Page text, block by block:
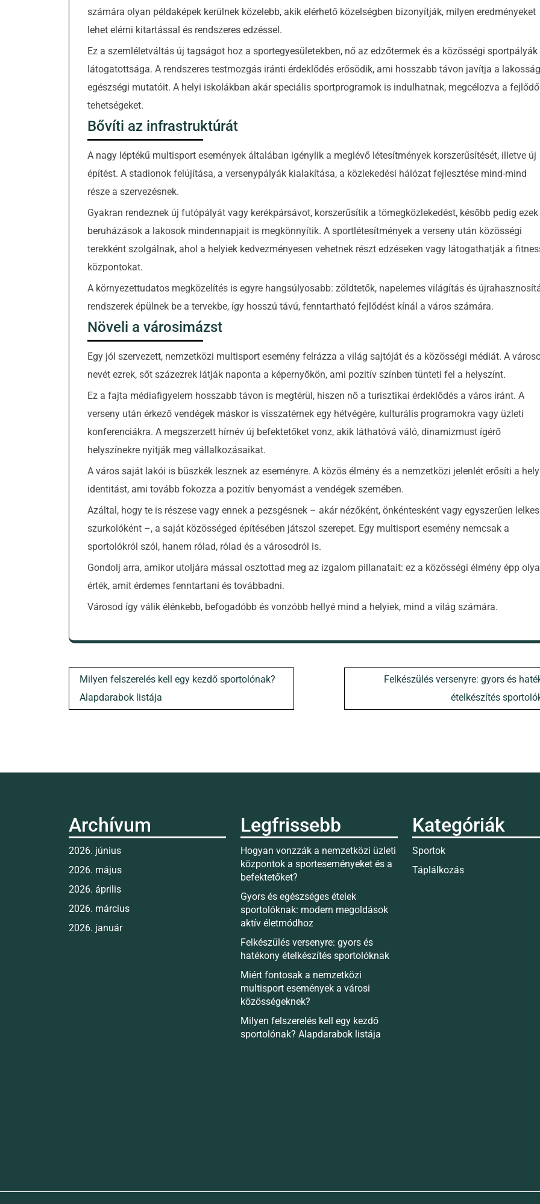
számára olyan példaképek kerülnek közelebb, akik elérhető közelségben bizonyítják, milyen eredményeket
lehet elérni kitartással és rendszeres edzéssel.
Ez a szemléletváltás új tagságot hoz a sportegyesületekben, nő az edzőtermek és a közösségi sportpályák
látogatottsága. A rendszeres testmozgás iránti érdeklődés erősödik, ami hosszabb távon javítja a lakosság
egészségi mutatóit. A helyi iskolákban akár speciális sportprogramok is indulhatnak, megcélozva a fejlődő
tehetségeket.
Bővíti az infrastruktúrát
A nagy léptékű multisport események általában igénylik a meglévő létesítmények korszerűsítését, illetve új
építést. A stadionok felújítása, a versenypályák kialakítása, a közlekedési hálózat fejlesztése mind-mind
része a szervezésnek.
Gyakran rendeznek új futópályát vagy kerékpársávot, korszerűsítik a tömegközlekedést, később pedig
beruházások a lakosok mindennapjait is megkönnyítik. A sportlétesítmények a verseny után közösségi
terekként szolgálnak, ahol a helyiek kedvezményesen vehetnek részt edzéseken vagy látogathatják a
központokat.
A környezettudatos megközelítés is egyre hangsúlyosabb: zöldtetők, napelemes világítás és
rendszerek épülnek be a tervekbe, így hosszú távú, fenntartható fejlődést kínál a város számára.
Növeli a városimázst
Egy jól szervezett, nemzetközi multisport esemény felrázza a világ sajtóját és a közösségi médiát. A
nevét ezrek, sőt százezrek látják naponta a képernyőkön, ami pozitív színben tünteti fel a helyszínt.
Ez a fajta médiafigyelem hosszabb távon is megtérül, hiszen nő a turisztikai érdeklődés a város iránt. A
verseny után érkező vendégek máskor is visszatérnek egy hétvégére, kulturális programokra vagy üzleti
konferenciákra. A megszerzett hírnév új befektetőket vonz, akik láthatóvá váló, dinamizmust ígérő
helyszínekre nyitják meg vállalkozásaikat.
A város saját lakói is büszkék lesznek az eseményre. A közös élmény és a nemzetközi jelenlét erősíti a
identitást, ami tovább fokozza a pozitív benyomást a vendégek szemében.
Azáltal, hogy te is részese vagy ennek a pezsgésnek – akár nézőként, önkéntesként vagy egyszerűen lelkes
szurkolóként –, a saját közösséged építésében játszol szerepet. Egy multisport esemény nemcsak a
sportolókról szól, hanem rólad, rólad és a városodról is.
Gondolj arra, amikor utoljára mással osztottad meg az izgalom pillanatait: ez a közösségi élmény épp
érték, amit érdemes fenntartani és továbbadni.
Városod így válik élénkebb, befogadóbb és vonzóbb hellyé mind a helyiek, mind a világ számára.
Bejegyzés
navigáció
Milyen felszerelés kell egy kezdő sportolónak?
Alapdarabok listája
Felkészülés versenyre: gyors és
ételkészítés
Archívum
2026. június
2026. május
2026. április
2026. március
2026. január
Legfrissebb
Hogyan vonzzák a nemzetközi üzleti
központok a sporteseményeket és a
befektetőket?
Gyors és egészséges ételek
sportolóknak: modern megoldások
aktív életmódhoz
Felkészülés versenyre: gyors és
hatékony ételkészítés sportolóknak
Miért fontosak a nemzetközi
multisport események a városi
közösségeknek?
Milyen felszerelés kell egy kezdő
sportolónak? Alapdarabok listája
Kategóriák
Sportok
Táplálkozás